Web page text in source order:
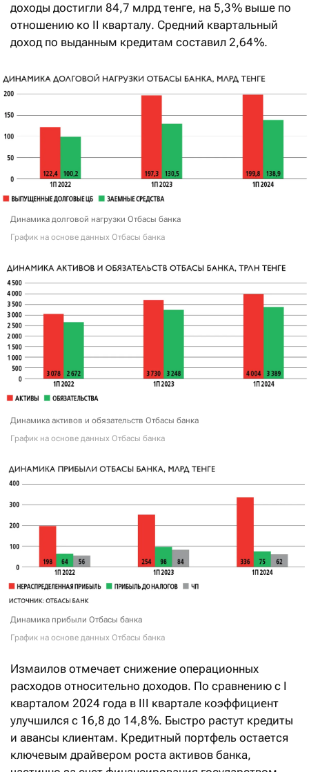
доходы достигли 84,7 млрд тенге, на 5,3 % выше по
отношению ко II кварталу. Средний квартальный
доход по выданным кредитам составил 2,64 %.
Динамика долговой нагрузки Отбасы банка
График на основе данных Отбасы банка
Динамика активов и обязательств Отбасы банка
График на основе данных Отбасы банка
Динамика прибыли Отбасы банка
График на основе данных Отбасы банка
Измаилов отмечает снижение операционных
расходов относительно доходов. По сравнению с I
кварталом 2024 года в III квартале коэффициент
улучшился с 16,8 до 14,8 %. Быстро растут кредиты
и авансы клиентам. Кредитный портфель остается
ключевым драйвером роста активов банка,